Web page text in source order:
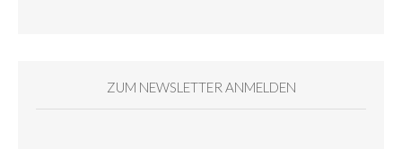
ZUM NEWSLETTER ANMELDEN